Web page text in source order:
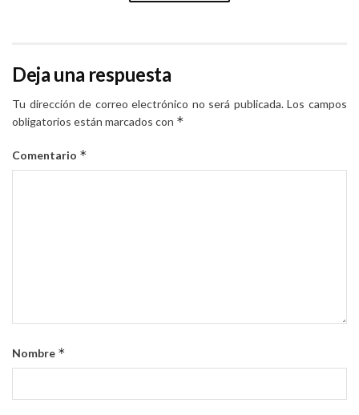
Deja una respuesta
Tu dirección de correo electrónico no será publicada. Los campos
obligatorios están marcados con *
Comentario *
Nombre *